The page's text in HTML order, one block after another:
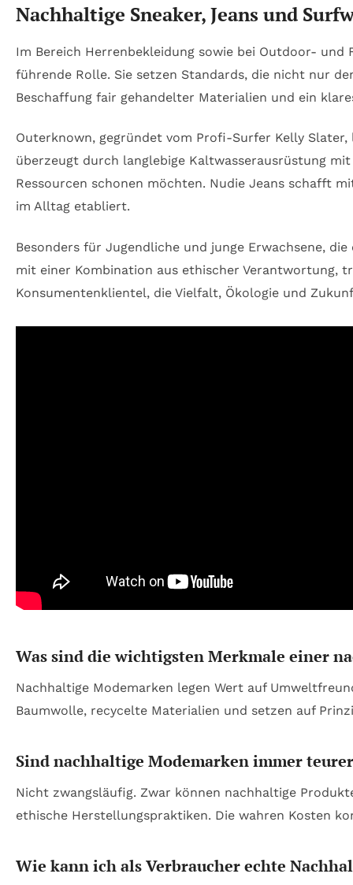
Nachhaltige Sneaker, Jeans und
Im Bereich Herrenbekleidung sowie bei Outdoor- und
führende Rolle. Sie setzen Standards, die nicht nur
Beschaffung fair gehandelter Materialien und ein
Outerknown, gegründet vom Profi-Surfer Kelly
überzeugt durch langlebige Kaltwasserausrüstung
Ressourcen schonen möchten. Nudie Jeans schafft
im Alltag etabliert.
Besonders für Jugendliche und junge Erwachsene,
mit einer Kombination aus ethischer Verantwortung,
Konsumentenklientel, die Vielfalt, Ökologie und
Was sind die wichtigsten Merkmale einer
Nachhaltige Modemarken legen Wert auf
Baumwolle, recycelte Materialien und setzen auf
Sind nachhaltige Modemarken immer
Nicht zwangsläufig. Zwar können nachhaltige
ethische Herstellungspraktiken. Die wahren Kosten
Wie kann ich als Verbraucher echte